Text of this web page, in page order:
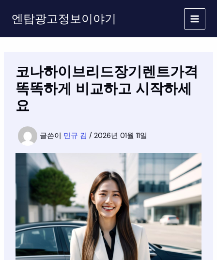
로
엔탑광고정보이야기
코나하이브리드장기렌트가격
똑똑하게 비교하고 시작하세
요
글쓴이 민규 김 / 2026년 01월 11일